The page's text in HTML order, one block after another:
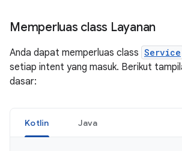
Memperluas class Layanan
Anda dapat memperluas class Service
setiap intent yang masuk. Berikut
dasar:
Kotlin Java